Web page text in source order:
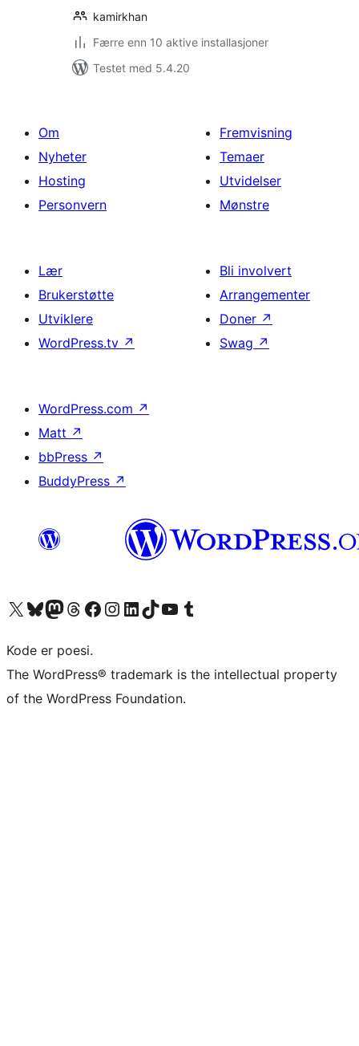
kamirkhan
Færre enn 10 aktive installasjoner
Testet med 5.4.20
Om
Nyheter
Hosting
Personvern
Fremvisning
Temaer
Utvidelser
Mønstre
Lær
Brukerstøtte
Utviklere
WordPress.tv ↗
Bli involvert
Arrangementer
Doner ↗
Swag ↗
WordPress.com ↗
Matt ↗
bbPress ↗
BuddyPress ↗
Besøk vår konto på X Visit our Bluesky account
Besøk vår Mastodon-konto
Visit our Threads account
Besøk vår Facebook-sideBesøk vår Instagram-konto
Besøk vår LinkedIn-konto
Visit our TikTok account
Visit our YouTube channel
Visit our Tumblr account
Kode er poesi.
The WordPress® trademark is the intellectual property
of the WordPress Foundation.